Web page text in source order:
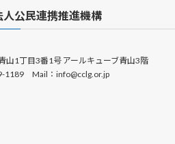
人公民連携推進機構
山1丁目3番1号 アールキューブ青山3階
1189 Mail：info@cclg.or.jp